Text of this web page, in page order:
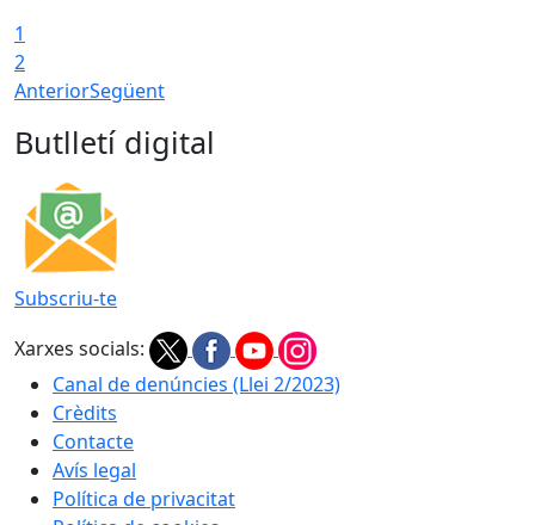
1
2
AnteriorSegüent
Butlletí digital
Subscriu-te
Xarxes socials:
Canal de denúncies (Llei 2/2023)
Crèdits
Contacte
Avís legal
Política de privacitat